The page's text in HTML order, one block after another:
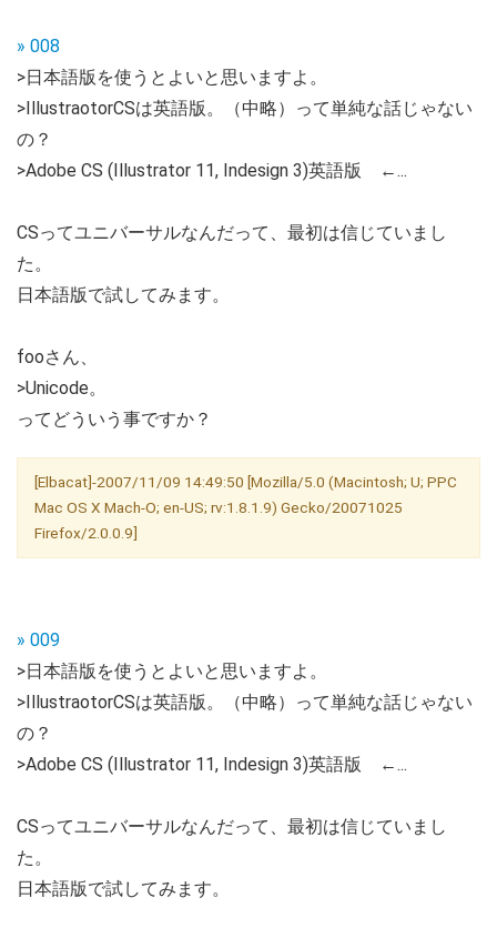
» 008
>日本語版を使うとよいと思いますよ。
>IllustraotorCSは英語版。（中略）って単純な話じゃない
の？
>Adobe CS (Illustrator 11, Indesign 3)英語版 ←...
CSってユニバーサルなんだって、最初は信じていまし
た。
日本語版で試してみます。
fooさん、
>Unicode。
ってどういう事ですか？
[Elbacat]-2007/11/09 14:49:50 [Mozilla/5.0 (Macintosh; U; PPC
Mac OS X Mach-O; en-US; rv:1.8.1.9) Gecko/20071025
Firefox/2.0.0.9]
» 009
>日本語版を使うとよいと思いますよ。
>IllustraotorCSは英語版。（中略）って単純な話じゃない
の？
>Adobe CS (Illustrator 11, Indesign 3)英語版 ←...
CSってユニバーサルなんだって、最初は信じていまし
た。
日本語版で試してみます。